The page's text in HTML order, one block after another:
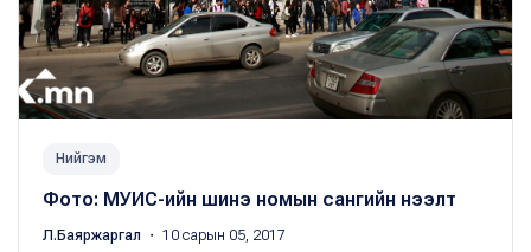
Нийгэм
Фото: МУИС-ийн шинэ номын сангийн нээлт
Л.Баяржаргал ・ 10 сарын 05, 2017